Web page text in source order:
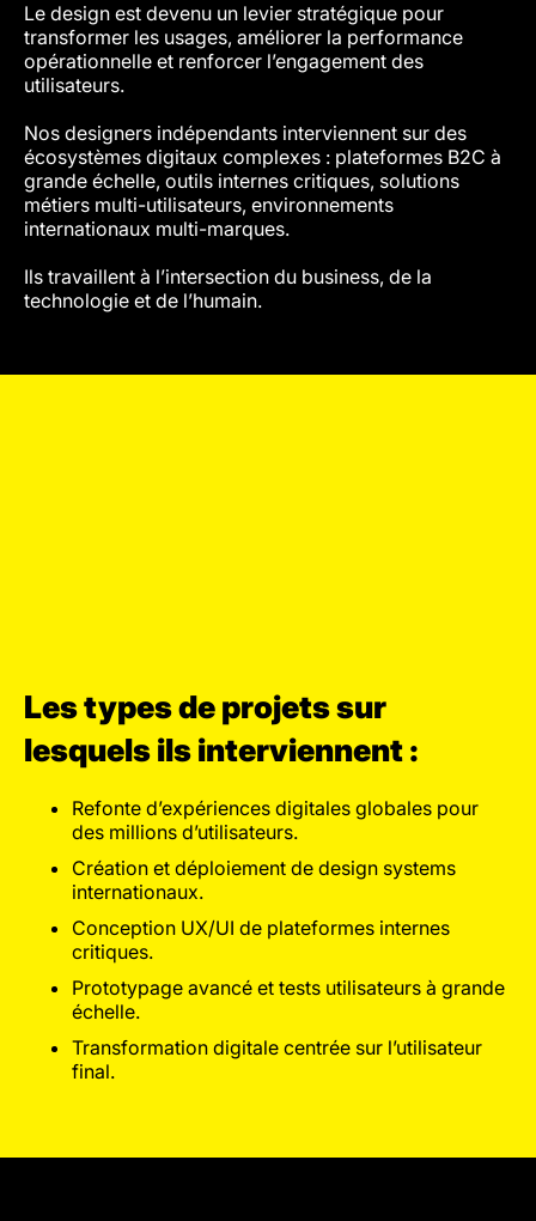
Le design est devenu un levier stratégique pour
transformer les usages, améliorer la performance
opérationnelle et renforcer l’engagement des
utilisateurs.
Nos designers indépendants interviennent sur des
écosystèmes digitaux complexes : plateformes B2C à
grande échelle, outils internes critiques, solutions
métiers multi-utilisateurs, environnements
internationaux multi-marques.
Ils travaillent à l’intersection du business, de la
technologie et de l’humain.
Les types de projets sur
lesquels ils interviennent :
Refonte d’expériences digitales globales pour
des millions d’utilisateurs.
Création et déploiement de design systems
internationaux.
Conception UX/UI de plateformes internes
critiques.
Prototypage avancé et tests utilisateurs à grande
échelle.
Transformation digitale centrée sur l’utilisateur
final.